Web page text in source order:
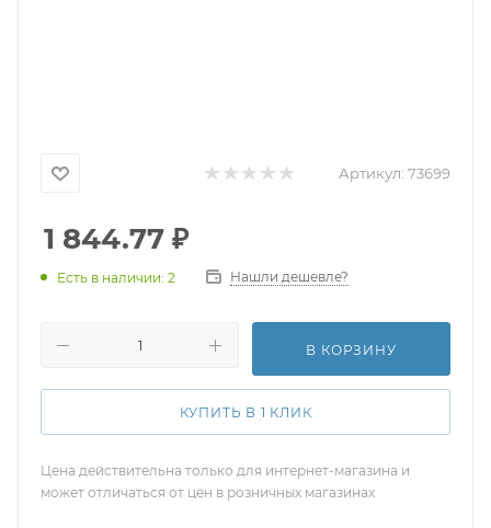
Артикул: 73699
1 844.77 ₽
Есть в наличии: 2 Нашли дешевле?
В КОРЗИНУ
КУПИТЬ В 1 КЛИК
Цена действительна только для интернет-магазина и
может отличаться от цен в розничных магазинах